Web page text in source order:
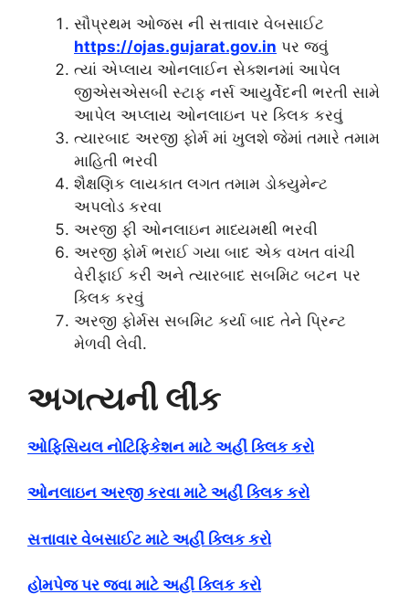
સૌપ્રથમ ઓજસ ની સત્તાવાર વેબસાઈટ
https://ojas.gujarat.gov.in પર જવું
ત્યાં એપ્લાય ઓનલાઈન સેક્શનમાં આપેલ
જીએસએસબી સ્ટાફ નર્સ આયુર્વેદની ભરતી સામે
આપેલ અપ્લાય ઓનલાઇન પર ક્લિક કરવું
ત્યારબાદ અરજી ફોર્મ માં ખુલશે જેમાં તમારે તમામ
માહિતી ભરવી
શૈક્ષણિક લાયકાત લગત તમામ ડોક્યુમેન્ટ
અપલોડ કરવા
અરજી ફી ઓનલાઇન માધ્યમથી ભરવી
અરજી ફોર્મ ભરાઈ ગયા બાદ એક વખત વાંચી
વેરીફાઈ કરી અને ત્યારબાદ સબમિટ બટન પર
ક્લિક કરવું
અરજી ફોર્મસ સબમિટ કર્યા બાદ તેને પ્રિન્ટ
મેળવી લેવી.
અગત્યની લીંક
ઓફિસિયલ નોટિફિકેશન માટે અહીં ક્લિક કરો
ઓનલાઇન અરજી કરવા માટે અહીં ક્લિક કરો
સત્તાવાર વેબસાઈટ માટે અહીં ક્લિક કરો
હોમપેજ પર જવા માટે અહીં ક્લિક કરો